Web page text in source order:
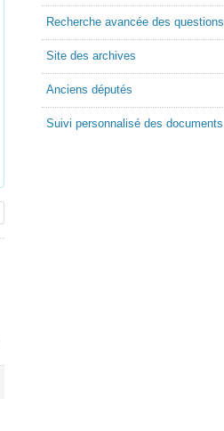
Recherche avancée des questions
Site des archives
Anciens députés
Suivi personnalisé des documents